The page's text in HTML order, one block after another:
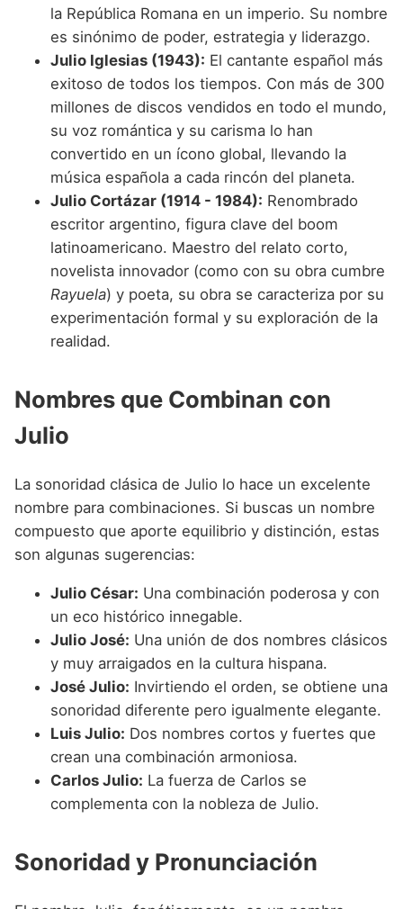
la República Romana en un imperio. Su nombre
es sinónimo de poder, estrategia y liderazgo.
Julio Iglesias (1943): El cantante español más
exitoso de todos los tiempos. Con más de 300
millones de discos vendidos en todo el mundo,
su voz romántica y su carisma lo han
convertido en un ícono global, llevando la
música española a cada rincón del planeta.
Julio Cortázar (1914 - 1984): Renombrado
escritor argentino, figura clave del boom
latinoamericano. Maestro del relato corto,
novelista innovador (como con su obra cumbre
Rayuela) y poeta, su obra se caracteriza por su
experimentación formal y su exploración de la
realidad.
Nombres que Combinan con
Julio
La sonoridad clásica de Julio lo hace un excelente
nombre para combinaciones. Si buscas un nombre
compuesto que aporte equilibrio y distinción, estas
son algunas sugerencias:
Julio César: Una combinación poderosa y con
un eco histórico innegable.
Julio José: Una unión de dos nombres clásicos
y muy arraigados en la cultura hispana.
José Julio: Invirtiendo el orden, se obtiene una
sonoridad diferente pero igualmente elegante.
Luis Julio: Dos nombres cortos y fuertes que
crean una combinación armoniosa.
Carlos Julio: La fuerza de Carlos se
complementa con la nobleza de Julio.
Sonoridad y Pronunciación